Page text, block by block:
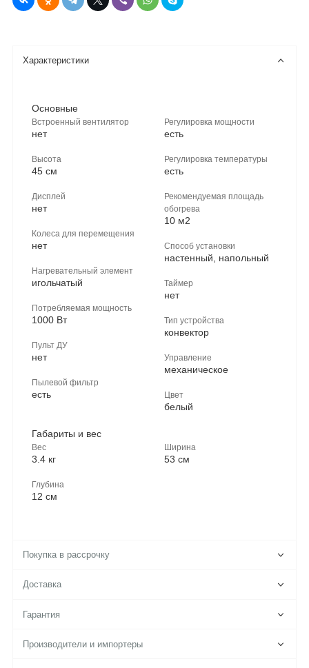
Характеристики
Основные
Встроенный вентилятор
нет
Высота
45 см
Дисплей
нет
Колеса для перемещения
нет
Нагревательный элемент
игольчатый
Потребляемая мощность
1000 Вт
Пульт ДУ
нет
Пылевой фильтр
есть
Регулировка мощности
есть
Регулировка температуры
есть
Рекомендуемая площадь
обогрева
10 м2
Способ установки
настенный, напольный
Таймер
нет
Тип устройства
конвектор
Управление
механическое
Цвет
белый
Габариты и вес
Вес
3.4 кг
Глубина
12 см
Ширина
53 см
Покупка в рассрочку
Доставка
Гарантия
Производители и импортеры